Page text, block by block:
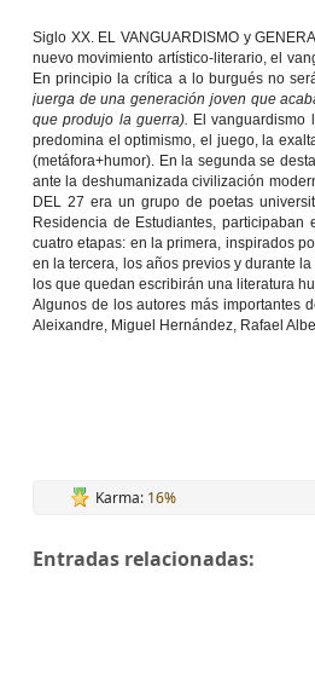
Siglo XX. EL VANGUARDISMO y
nuevo movimiento artístico-literario, el
En principio la crítica a lo burgués no
juerga de una generación joven que
que produjo la guerra). El vanguardismo
predomina el optimismo, el juego, la
(metáfora+humor). En la segunda se
ante la deshumanizada civilización
DEL 27 era un grupo de poetas
Residencia de Estudiantes,
cuatro etapas: en la primera, inspirados
en la tercera, los años previos y durante
los que quedan escribirán una literatura
Algunos de los autores más importantes
Aleixandre, Miguel Hernández, Rafael
Karma: 16%
Entradas relacionadas: